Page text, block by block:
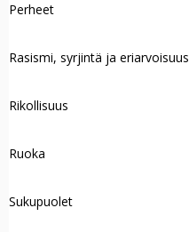
Perheet
Rasismi, syrjintä ja eriarvoisuus
Rikollisuus
Ruoka
Sukupuolet